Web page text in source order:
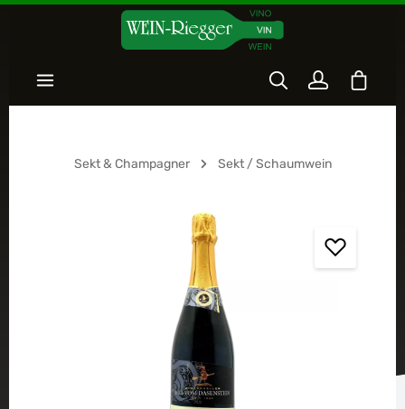
Zum Hauptinhalt springen
Sekt & Champagner Sekt / Schaumwein